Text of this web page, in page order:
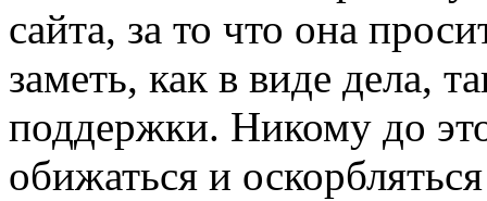
сайта, за то что она
заметь, как в виде дела,
поддержки. Никому до
обижаться и